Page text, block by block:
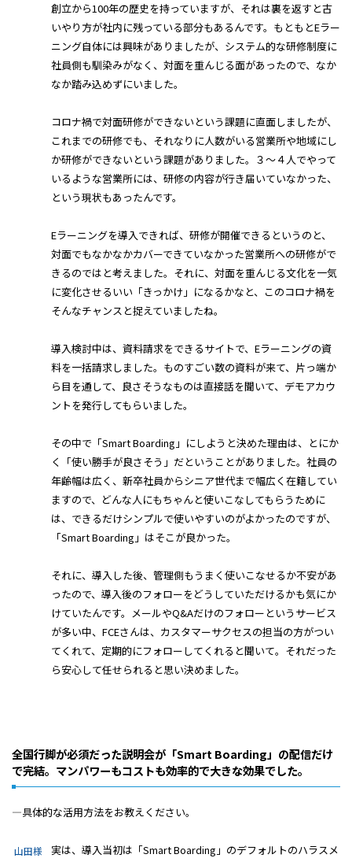
創立から100年の歴史を持っていますが、それは裏を返すと古
いやり方が社内に残っている部分もあるんです。もともとEラー
ニング自体には興味がありましたが、システム的な研修制度に
社員側も馴染みがなく、対面を重んじる面があったので、なか
なか踏み込めずにいました。
コロナ禍で対面研修ができないという課題に直面しましたが、
これまでの研修でも、それなりに人数がいる営業所や地域にし
か研修ができないという課題がありました。３～４人でやって
いるような営業所には、研修の内容が行き届いていなかった、
という現状もあったんです。
Eラーニングを導入できれば、研修が開催できるというのと、
対面でもなかなかカバーできていなかった営業所への研修がで
きるのではと考えました。それに、対面を重んじる文化を一気
に変化させるいい「きっかけ」になるかなと、このコロナ禍を
そんなチャンスと捉えていましたね。
導入検討中は、資料請求をできるサイトで、Eラーニングの資
料を一括請求しました。ものすごい数の資料が来て、片っ端か
ら目を通して、良さそうなものは直接話を聞いて、デモアカウ
ントを発行してもらいました。
その中で「Smart Boarding」にしようと決めた理由は、とにか
く「使い勝手が良さそう」だということがありました。社員の
年齢幅は広く、新卒社員からシニア世代まで幅広く在籍してい
ますので、どんな人にもちゃんと使いこなしてもらうために
は、できるだけシンプルで使いやすいのがよかったのですが、
「Smart Boarding」はそこが良かった。
それに、導入した後、管理側もうまく使いこなせるか不安があ
ったので、導入後のフォローをどうしていただけるかも気にか
けていたんです。メールやQ&Aだけのフォローというサービス
が多い中、FCEさんは、カスタマーサクセスの担当の方がつい
てくれて、定期的にフォローしてくれると聞いて。それだった
ら安心して任せられると思い決めました。
全国行脚が必須だった説明会が「Smart Boarding」の配信だけ
で完結。マンパワーもコストも効率的で大きな効果でした。
―具体的な活用方法をお教えください。
山田様
実は、導入当初は「Smart Boarding」のデフォルトのハラスメ